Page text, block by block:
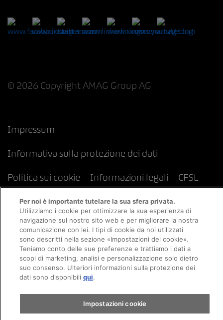
© 2026 Copyright AMAG Group AG
Impressum
Informativa sulla protezione dei dati
Politica sui cookie Informazioni legali CFSL
Per noi è importante tutelare la sua sfera privata.
Utilizziamo i cookie per ottimizzare la sua esperienza di
navigazione sul nostro sito web e per migliorare la nostra
comunicazione con lei. I tipi di cookie da noi utilizzati
sono descritti nella sezione «Impostazioni dei cookie».
Teniamo conto delle sue preferenze e trattiamo i dati a
scopi di marketing, analisi e personalizzazione solo dietro
suo consenso. Ulteriori informazioni sulla protezione dei
dati sono disponibiliqui.
Impostazioni cookie